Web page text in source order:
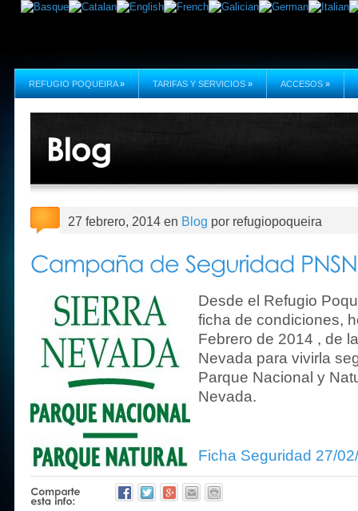
REFUGIO POQUEIRA » TARIFAS Y SERVICIOS » ACCESOS »
27 febrero, 2014 en Blog por refugiopoqueira
Desde el Refugio
ficha de condiciones,
Febrero de 2014 , de
Nevada para vivirla
Parque Nacional y
Nevada.
Ficha Seguridad 27/